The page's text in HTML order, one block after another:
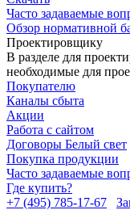
Часто задаваемые
Обзор нормативной
Проектировщику
В разделе для
необходимые для
Покупателю
Каналы сбыта
Акции
Работа с сайтом
Договоры Белый свет
Покупка продукции
Часто задаваемые
Где купить?
+7 (495) 785-17-67